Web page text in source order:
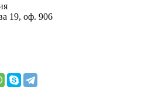
19, оф. 906